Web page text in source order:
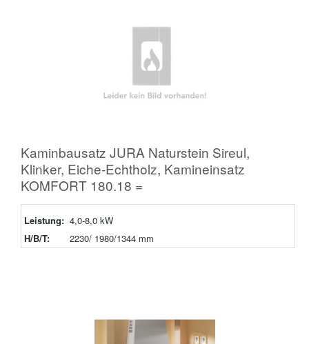
Kaminbausatz JURA Naturstein Sireul,
Klinker, Eiche-Echtholz, Kamineinsatz
KOMFORT 180.18 =
Leistung: 4,0-8,0 kW
H/B/T:
2230/ 1980/1344 mm